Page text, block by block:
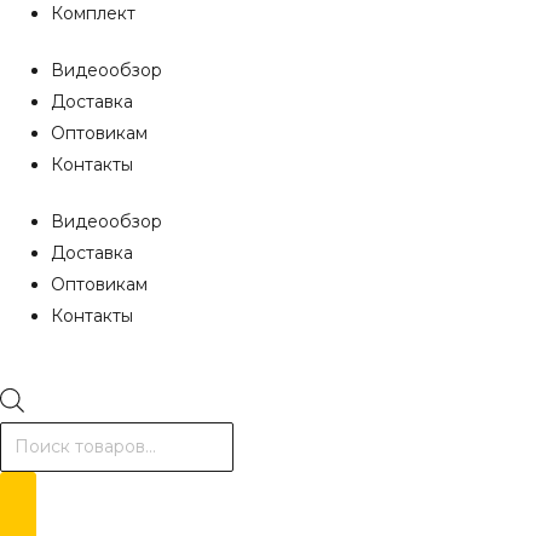
Комплект
Видеообзор
Доставка
Оптовикам
Контакты
Видеообзор
Доставка
Оптовикам
Контакты
Поиск
товаров